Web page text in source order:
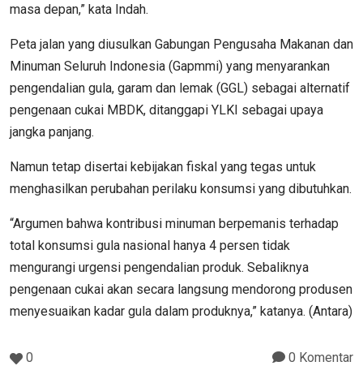
masa depan,” kata Indah.
Peta jalan yang diusulkan Gabungan Pengusaha Makanan dan
Minuman Seluruh Indonesia (Gapmmi) yang menyarankan
pengendalian gula, garam dan lemak (GGL) sebagai alternatif
pengenaan cukai MBDK, ditanggapi YLKI sebagai upaya
jangka panjang.
Namun tetap disertai kebijakan fiskal yang tegas untuk
menghasilkan perubahan perilaku konsumsi yang dibutuhkan.
“Argumen bahwa kontribusi minuman berpemanis terhadap
total konsumsi gula nasional hanya 4 persen tidak
mengurangi urgensi pengendalian produk. Sebaliknya
pengenaan cukai akan secara langsung mendorong produsen
menyesuaikan kadar gula dalam produknya,” katanya. (Antara)
0 0 Komentar